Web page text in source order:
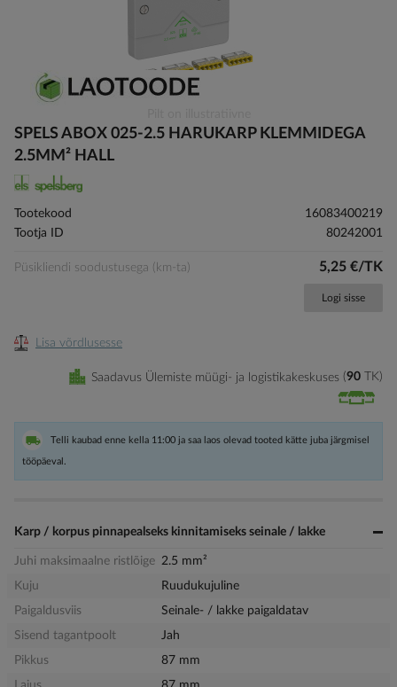
to
the
of
images
gallery
SPELS ABOX 025-2.5 HARUKARP KLEMMIDEGA
2.5MM² HALL
Tootekood
16083400219
Tootja ID
80242001
Püsikliendi soodustusega (km-ta) 5,25 €/TK
Logi sisse
Lisa võrdlusesse
Saadavus Ülemiste müügi- ja logistikakeskuses 90 TK
Telli kaubad enne kella 11:00 ja saa laos olevad tooted kätte juba järgmisel
tööpäeval.
Karp / korpus pinnapealseks kinnitamiseks seinale / lakke
Juhi maksimaalne ristlõige 2.5 mm²
Kuju
Ruudukujuline
Paigaldusviis
Seinale- / lakke paigaldatav
Sisend tagantpoolt
Jah
Pikkus
87 mm